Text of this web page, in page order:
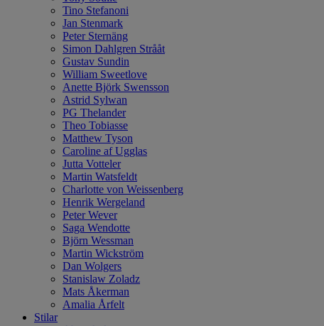
Tino Stefanoni
Jan Stenmark
Peter Sternäng
Simon Dahlgren Strååt
Gustav Sundin
William Sweetlove
Anette Björk Swensson
Astrid Sylwan
PG Thelander
Theo Tobiasse
Matthew Tyson
Caroline af Ugglas
Jutta Votteler
Martin Watsfeldt
Charlotte von Weissenberg
Henrik Wergeland
Peter Wever
Saga Wendotte
Björn Wessman
Martin Wickström
Dan Wolgers
Stanislaw Zoladz
Mats Åkerman
Amalia Årfelt
Stilar